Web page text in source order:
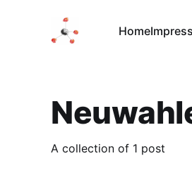
Home
A collection of 1 post